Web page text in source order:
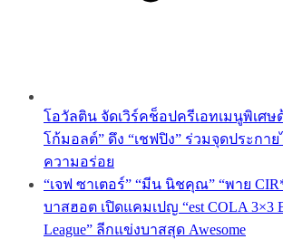
โอวัลติน จัดเวิร์คช็อปครีเอทเมนูพิเศษ
โก้มอลต์” ดึง “เชฟปิง” ร่วมจุดประกาย
ความอร่อย
“เจฟ ซาเตอร์” “มีน นิชคุณ” “พาย
บาสฮอต เปิดแคมเปญ “est COLA 3×3
League” ลีกแข่งบาสสุด Awesome